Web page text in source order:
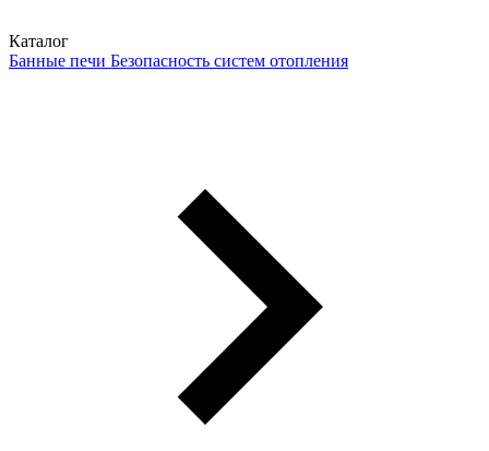
Каталог
Банные печи Безопасность систем отопления